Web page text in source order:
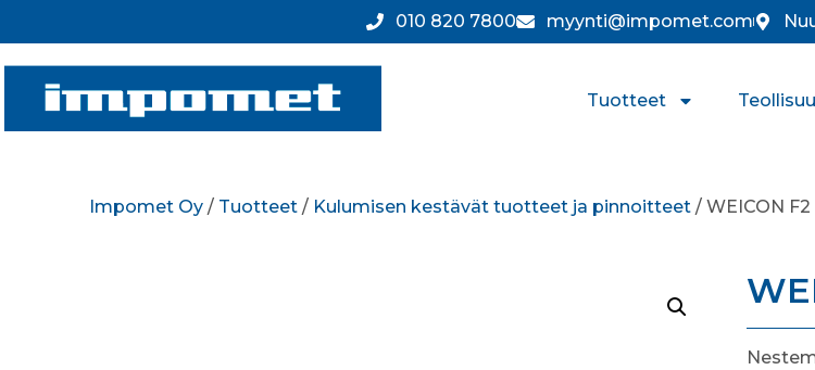
010 820 7800 myynti@impomet.com
Tuotteet
Impomet Oy / Tuotteet / Kulumisen kestävät tuotteet ja pinnoitteet / WEICON